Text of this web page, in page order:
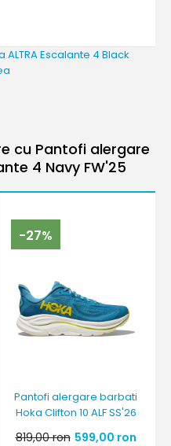
Escalante 4 Black
cu Pantofi alergare
4 Navy FW'25
-27%
Pantofi alergare barbati
Hoka Clifton 10 ALF SS'26
819,00 ron 599,00 ron